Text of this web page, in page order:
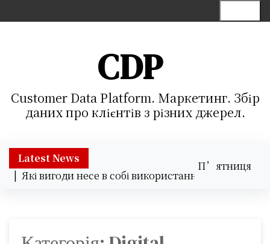
k
CDP
Customer Data Platform. Маркетинг. Збір
даних про клієнтів з різних джерел.
Latest News
Які вигоди несе в собі використання хмарних
П’ятниця